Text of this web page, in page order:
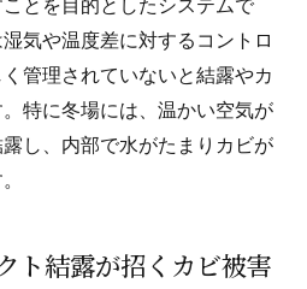
とを目的としたシステムで
気や温度差に対するコントロ
管理されていないと結露やカ
特に冬場には、温かい空気が
し、内部で水がたまりカビが
ト結露が招くカビ被害